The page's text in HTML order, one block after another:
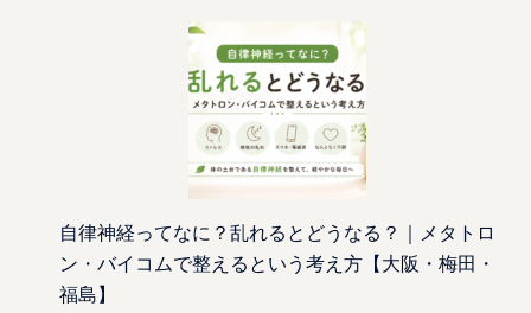
自律神経ってなに？乱れるとどうなる？｜メタトロ
ン・バイコムで整えるという考え方【大阪・梅田・
福島】